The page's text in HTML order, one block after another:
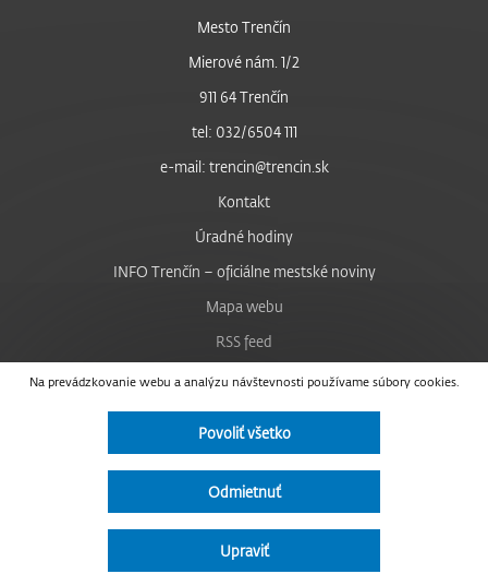
Na prevádzkovanie webu a analýzu návštevnosti používame súbory cookies.
Povoliť všetko
Odmietnuť
Upraviť
Mesto Trenčín
Mierové nám. 1/2
911 64 Trenčín
tel: 032/6504 111
e-mail: trencin@trencin.sk
Kontakt
Úradné hodiny
INFO Trenčín – oficiálne mestské noviny
Mapa webu
RSS feed
Nastavenie cookies
Facebook
Instagram
Vyhlásenie o prístupnosti